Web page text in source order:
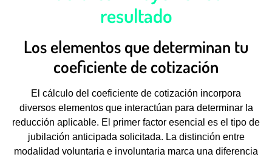
resultado
Los elementos que determinan tu
coeficiente de cotización
El cálculo del coeficiente de cotización incorpora
diversos elementos que interactúan para determinar la
reducción aplicable. El primer factor esencial es el tipo de
jubilación anticipada solicitada. La distinción entre
modalidad voluntaria e involuntaria marca una diferencia